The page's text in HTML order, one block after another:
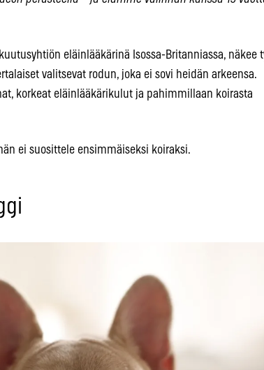
eläinlääkärinä Isossa-Britanniassa, näkee
valitsevat rodun, joka ei sovi heidän arkeensa.
korkeat eläinlääkärikulut ja pahimmillaan koirasta
ei suosittele ensimmäiseksi koiraksi.